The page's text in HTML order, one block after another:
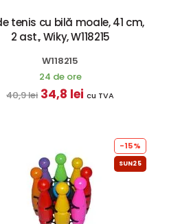
tenis cu bilă moale, 41 cm,
2 ast., Wiky, W118215
W118215
24 de ore
40,9 lei 34,8 lei cu TVA
-15%
SUN25